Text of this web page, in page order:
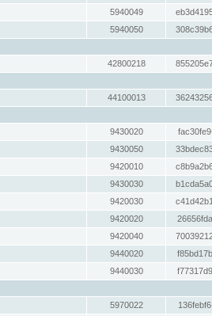
5940049
5940050
42800218
44100013
9430020
9430050
9420010
9430030
9420030
9420020
9420040
9440020
9440030
5970022